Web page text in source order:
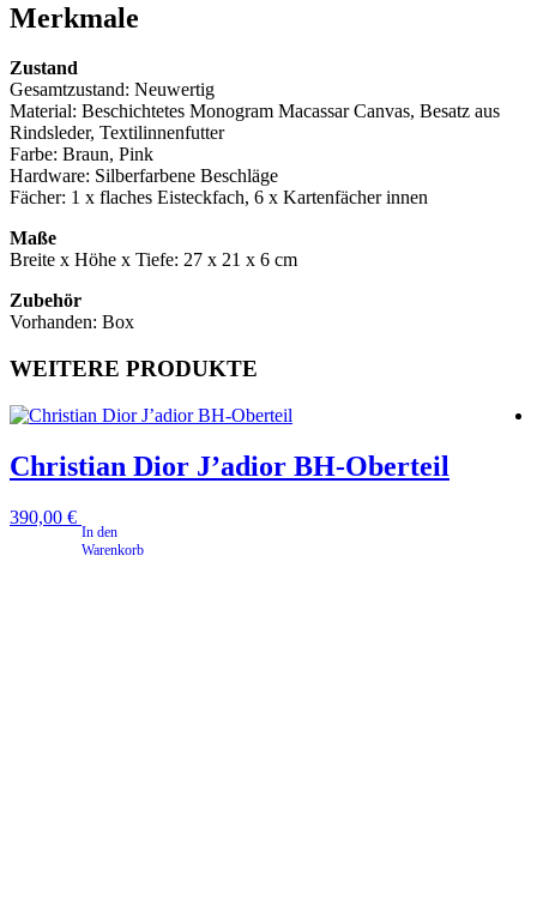
Merkmale
Zustand
Gesamtzustand: Neuwertig
Material: Beschichtetes Monogram Macassar Canvas, Besatz aus
Rindsleder, Textilinnenfutter
Farbe: Braun, Pink
Hardware: Silberfarbene Beschläge
Fächer: 1 x flaches Eisteckfach, 6 x Kartenfächer innen
Maße
Breite x Höhe x Tiefe: 27 x 21 x 6 cm
Zubehör
Vorhanden: Box
WEITERE PRODUKTE
Christian Dior J’adior BH-Oberteil
390,00 €